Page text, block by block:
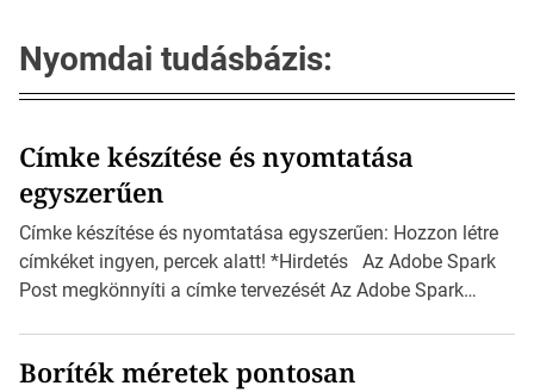
Nyomdai tudásbázis:
Címke készítése és nyomtatása
egyszerűen
Címke készítése és nyomtatása egyszerűen: Hozzon létre
címkéket ingyen, percek alatt! *Hirdetés Az Adobe Spark
Post megkönnyíti a címke tervezését Az Adobe Spark
igazán foroghatnak a kreatív fogaskerekek, miközben
Boríték méretek pontosan